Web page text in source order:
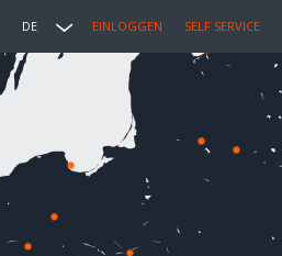
DE EINLOGGEN SELF SERVICE